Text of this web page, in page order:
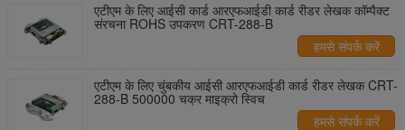
एटीएम के लिए आईसी कार्ड आरएफआईडी कार्ड रीडर लेखक कॉम्पैक्ट
संरचना ROHS उपकरण CRT-288-B
हमसे संपर्क करें
एटीएम के लिए चुंबकीय आईसी आरएफआईडी कार्ड रीडर लेखक CRT-
288-B 500000 चक्र माइक्रो स्विच
हमसे संपर्क करें